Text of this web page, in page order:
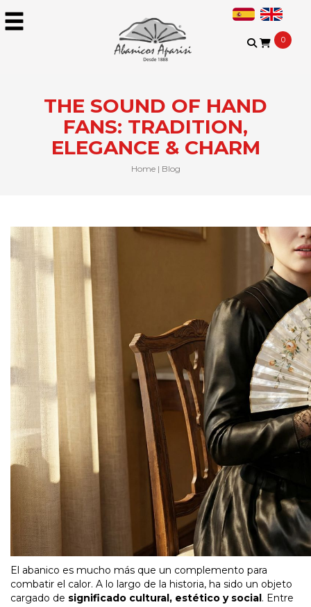
0
THE SOUND OF HAND
FANS: TRADITION,
ELEGANCE & CHARM
Home| Blog
El abanico es mucho más que un complemento para
combatir el calor. A lo largo de la historia, ha sido un objeto
cargado de significado cultural, estético y social. Entre